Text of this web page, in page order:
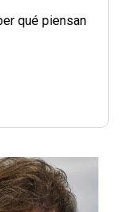
qué piensan